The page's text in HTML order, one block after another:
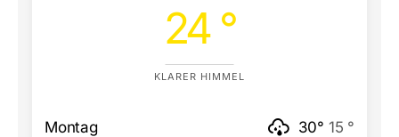
24 °
KLARER HIMMEL
Montag 30° 15 °